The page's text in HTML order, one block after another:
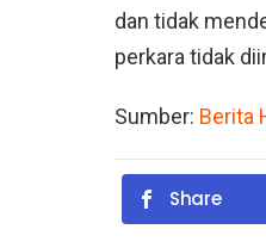
dan tidak
perkara tidak
Sumber: Berita
Share